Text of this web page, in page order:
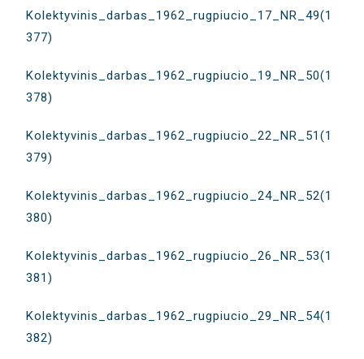
Kolektyvinis_darbas_1962_rugpiucio_17_NR_49(1
377)
Kolektyvinis_darbas_1962_rugpiucio_19_NR_50(1
378)
Kolektyvinis_darbas_1962_rugpiucio_22_NR_51(1
379)
Kolektyvinis_darbas_1962_rugpiucio_24_NR_52(1
380)
Kolektyvinis_darbas_1962_rugpiucio_26_NR_53(1
381)
Kolektyvinis_darbas_1962_rugpiucio_29_NR_54(1
382)